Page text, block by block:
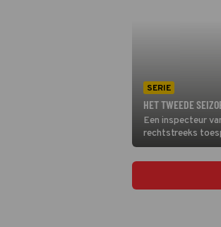
SERIE
HET TWEEDE
Een inspecteur
rechtstreeks
probeert ze haar